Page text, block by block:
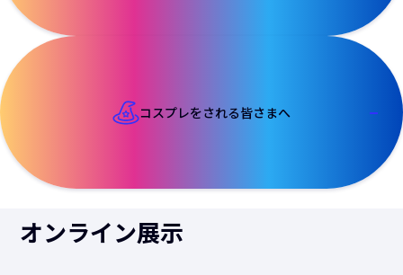
コスプレをされる皆さまへ
オンライン展示